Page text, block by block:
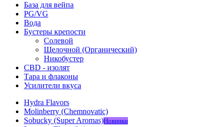
База для вейпа
PG/VG
Вода
Бустеры крепости
Солевой
Щелочной (Органический)
Никобустер
CBD - изолят
Тара и флаконы
Усилители вкуса
Hydra Flavors
Molinberry (Chemnovatic)
Sobucky (Super Aromas)Новинки